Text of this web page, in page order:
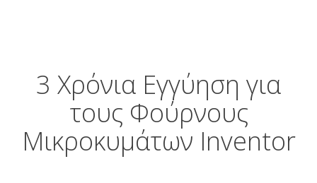
3 Χρόνια Εγγύηση για
τους Φούρνους
Μικροκυμάτων Inventor